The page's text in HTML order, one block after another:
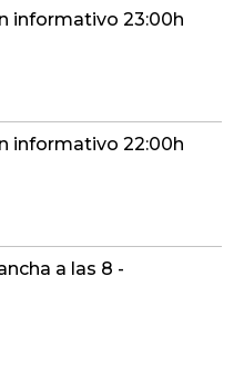
informativo 23:00h
informativo 22:00h
a las 8 -